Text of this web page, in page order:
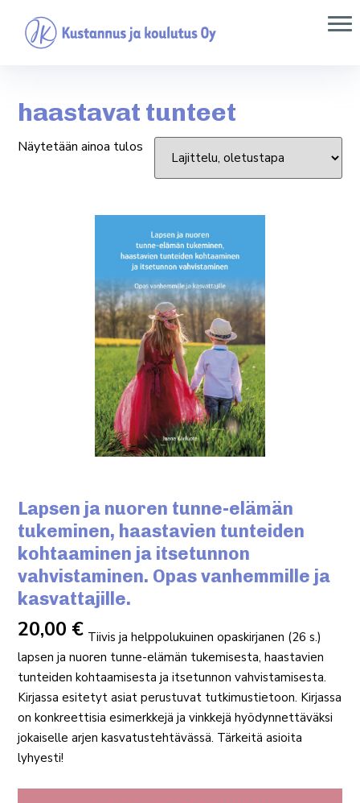
haastavat tunteet
Näytetään ainoa tulos
Lapsen ja nuoren tunne-elämän
tukeminen, haastavien tunteiden
kohtaaminen ja itsetunnon
vahvistaminen. Opas vanhemmille ja
kasvattajille.
20,00 € Tiivis ja helppolukuinen opaskirjanen (26 s.)
lapsen ja nuoren tunne-elämän tukemisesta, haastavien
tunteiden kohtaamisesta ja itsetunnon vahvistamisesta.
Kirjassa esitetyt asiat perustuvat tutkimustietoon. Kirjassa
on konkreettisia esimerkkejä ja vinkkejä hyödynnettäväksi
jokaiselle arjen kasvatustehtävässä. Tärkeitä asioita
lyhyesti!